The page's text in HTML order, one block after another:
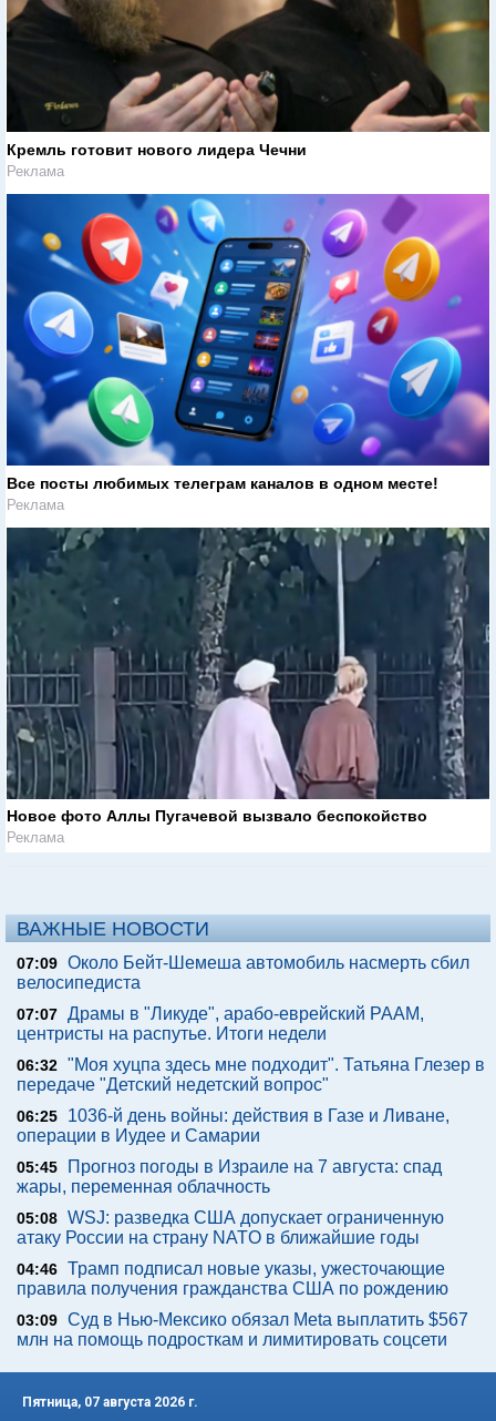
Кремль готовит нового лидера Чечни
Реклама
Все посты любимых телеграм каналов в одном месте!
Реклама
Новое фото Аллы Пугачевой вызвало беспокойство
Реклама
ВАЖНЫЕ НОВОСТИ
07:09 Около Бейт-Шемеша автомобиль насмерть сбил
велосипедиста
07:07 Драмы в "Ликуде", арабо-еврейский РААМ,
центристы на распутье. Итоги недели
06:32 "Моя хуцпа здесь мне подходит". Татьяна Глезер в
передаче "Детский недетский вопрос"
06:25
1036-й день войны: действия в Газе и Ливане,
операции в Иудее и Самарии
05:45
Прогноз погоды в Израиле на 7 августа: спад
жары, переменная облачность
05:08 WSJ: разведка США допускает ограниченную
атаку России на страну NATO в ближайшие годы
04:46 Трамп подписал новые указы, ужесточающие
правила получения гражданства США по рождению
03:09 Суд в Нью-Мексико обязал Meta выплатить $567
млн на помощь подросткам и лимитировать соцсети
Пятница, 07 августа 2026 г.